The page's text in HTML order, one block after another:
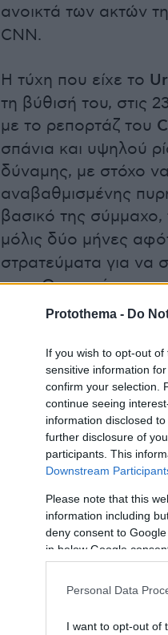
Protothema - Do
If you wish to opt-out
sensitive information
confirm your selection.
continue seeing
information disclosed
further disclosure of
participants. This
Downstream
Please note that this
information including
deny consent to
in below Google
Personal Data
I want to opt-out of
ανοικτά των ακτών
CNN.
Η τύχη που είχε το
τη βύθισή του, στις
με το ρεπορτάζ του
σπάνια και υψηλού
δύναμης, με στόχο
αναβαθμισμένης
βασικό της σύμμαχο,
μόλις δύο μήνες
στρατεύματα για να
στην Ουκρανία.